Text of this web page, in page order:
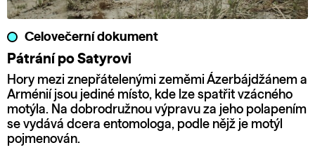
Celovečerní dokument
Pátrání po Satyrovi
Hory mezi znepřátelenými zeměmi Ázerbájdžánem a
Arménií jsou jediné místo, kde lze spatřit vzácného
motýla. Na dobrodružnou výpravu za jeho polapením
se vydává dcera entomologa, podle nějž je motýl
pojmenován.